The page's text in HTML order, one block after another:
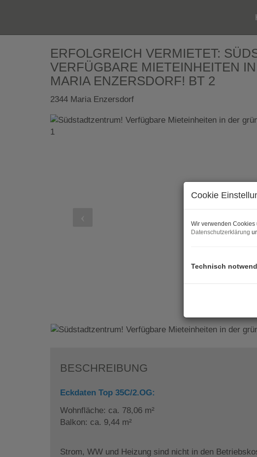
ERFOLGREICH VERMIETET:
VERFÜGBARE MIETEINHEITEN
MARIA ENZERSDORF! BT 2
2344 Maria Enzersdorf
BESCHREIBUNG
Eckdaten Top 35C/2.OG:
Wohnfläche: ca. 78,06 m²
Balkon: ca. 9,44 m²
Strom, WW und Heizung sind nicht in den
Cookie
Wir verwenden
Datenschutzerklärung
Technisch